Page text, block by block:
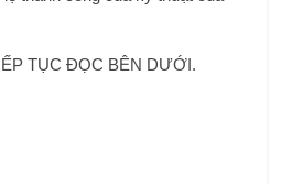
TỤC ĐỌC BÊN DƯỚI.